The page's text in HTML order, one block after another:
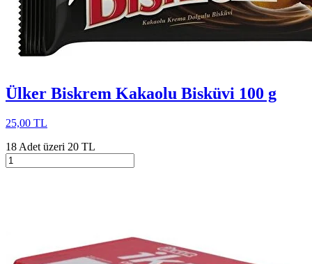
Ülker Biskrem Kakaolu Bisküvi 100 g
25,00 TL
18 Adet üzeri 20 TL